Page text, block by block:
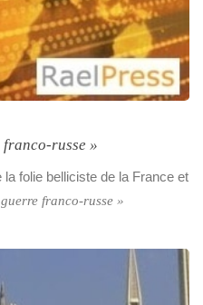
russe »
folie belliciste de la France et
franco-russe »